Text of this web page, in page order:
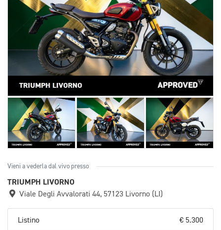
Vieni a vederla dal vivo presso
TRIUMPH LIVORNO
Viale Degli Avvalorati 44, 57123 Livorno (LI)
Listino € 5.300